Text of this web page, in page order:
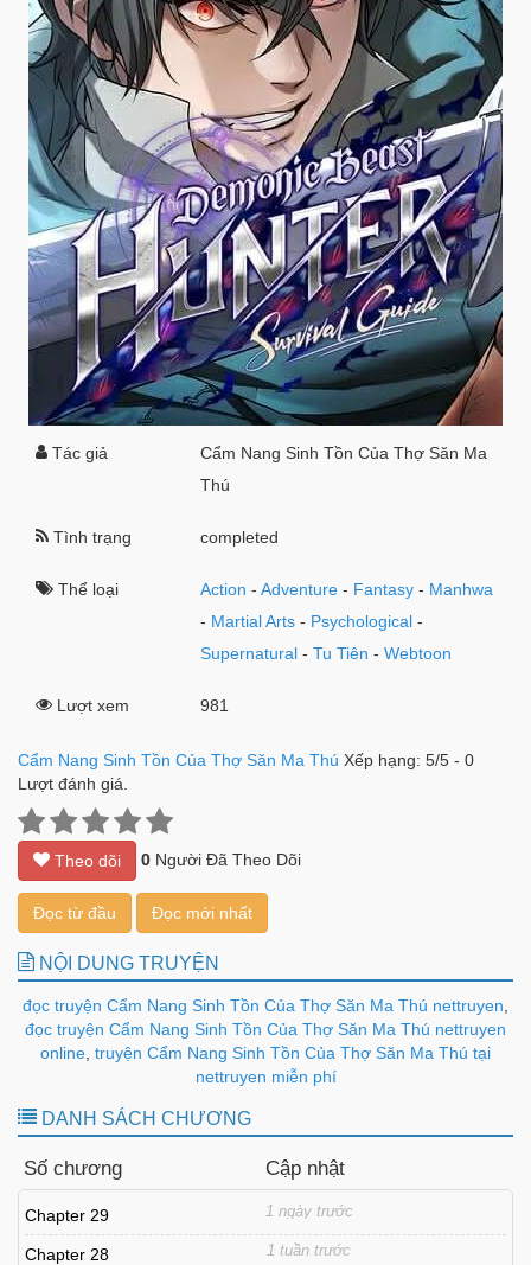
Tác giả
Cẩm Nang Sinh Tồn Của Thợ Săn Ma
Thú
Tình trạng completed
Thể loại Action -Adventure - Fantasy - Manhwa
- Martial Arts - Psychological -
Supernatural -Tu Tiên -Webtoon
Lượt xem 981
Cẩm Nang Sinh Tồn Của Thợ Săn Ma Thú Xếp hạng: 5/5 - 0
Lượt đánh giá.
Theo dõi 0 Người Đã Theo Dõi
Đọc từ đầu Đọc mới nhất
NỘI DUNG TRUYỆN
đọc truyện Cẩm Nang Sinh Tồn Của Thợ Săn Ma Thú nettruyen
đọc truyện Cẩm Nang Sinh Tồn Của Thợ Săn Ma Thú nettruyen
online truyện Cẩm Nang Sinh Tồn Của Thợ Săn Ma Thú tại
nettruyen miễn phí
DANH SÁCH CHƯƠNG
Số chương Cập nhật
Chapter 29 1 ngày trước
Chapter 28 1 tuần trước